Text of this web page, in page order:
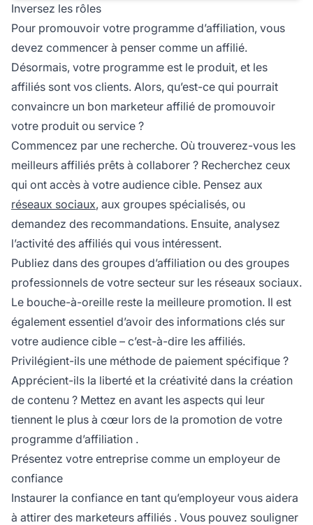
Inversez les rôles
Pour promouvoir votre programme d’affiliation, vous
devez commencer à penser comme un affilié.
Désormais, votre programme est le produit, et les
affiliés sont vos clients. Alors, qu’est-ce qui pourrait
convaincre un bon marketeur affilié de promouvoir
votre produit ou service ?
Commencez par une recherche. Où trouverez-vous les
meilleurs affiliés prêts à collaborer ? Recherchez ceux
qui ont accès à votre audience cible. Pensez aux
réseaux sociaux, aux groupes spécialisés, ou
demandez des recommandations. Ensuite, analysez
l’activité des affiliés qui vous intéressent.
Publiez dans des groupes d’affiliation ou des groupes
professionnels de votre secteur sur les réseaux sociaux.
Le bouche-à-oreille reste la meilleure promotion. Il est
également essentiel d’avoir des informations clés sur
votre audience cible – c’est-à-dire les affiliés.
Privilégient-ils une méthode de paiement spécifique ?
Apprécient-ils la liberté et la créativité dans la création
de contenu ? Mettez en avant les aspects qui leur
tiennent le plus à cœur lors de la promotion de votre
programme d’affiliation .
Présentez votre entreprise comme un employeur de
confiance
Instaurer la confiance en tant qu’employeur vous aidera
à attirer des marketeurs affiliés . Vous pouvez souligner